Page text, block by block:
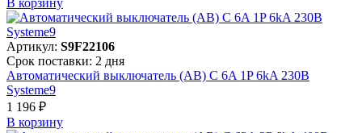
Артикул: S9F22106
Срок поставки: 2 дня
Автоматический выключатель (АВ) C 6A 1P 6kA 230В
Systeme9
1 196 ₽
В корзинy